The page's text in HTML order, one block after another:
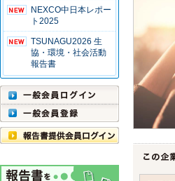
NEXCO中日本レポー
ト2025
TSUNAGU2026 生
協・環境・社会活動
報告書